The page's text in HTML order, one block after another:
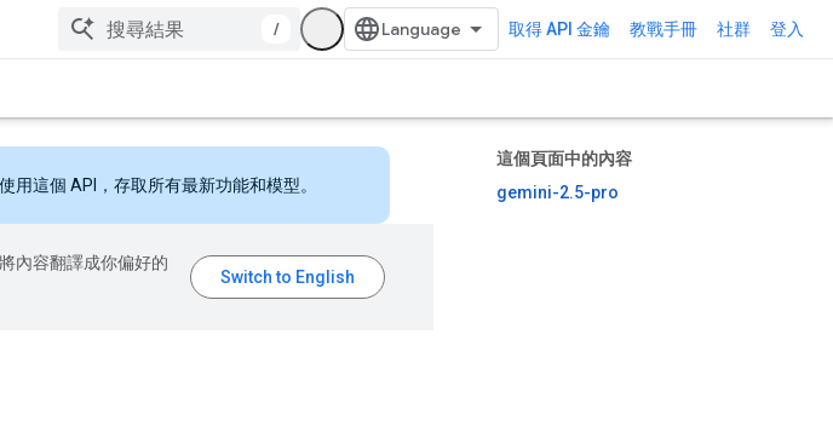
/ 取得 API 金鑰 教戰手冊 社群 登入
這個頁面中的內容
gemini-2.5-pro
用這個 API，存取所有最新功能和模型。
內容翻譯成你偏好的